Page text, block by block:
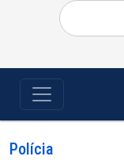
Pesquisar
por:
Polícia